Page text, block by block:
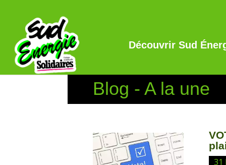
Découvrir Sud
Blog - A la une
31